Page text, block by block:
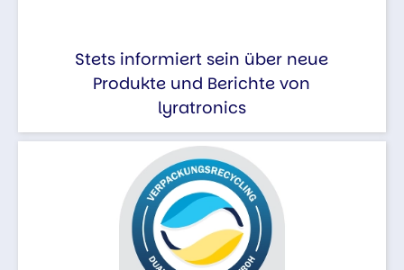
Stets informiert sein über neue
Produkte und Berichte von
lyratronics